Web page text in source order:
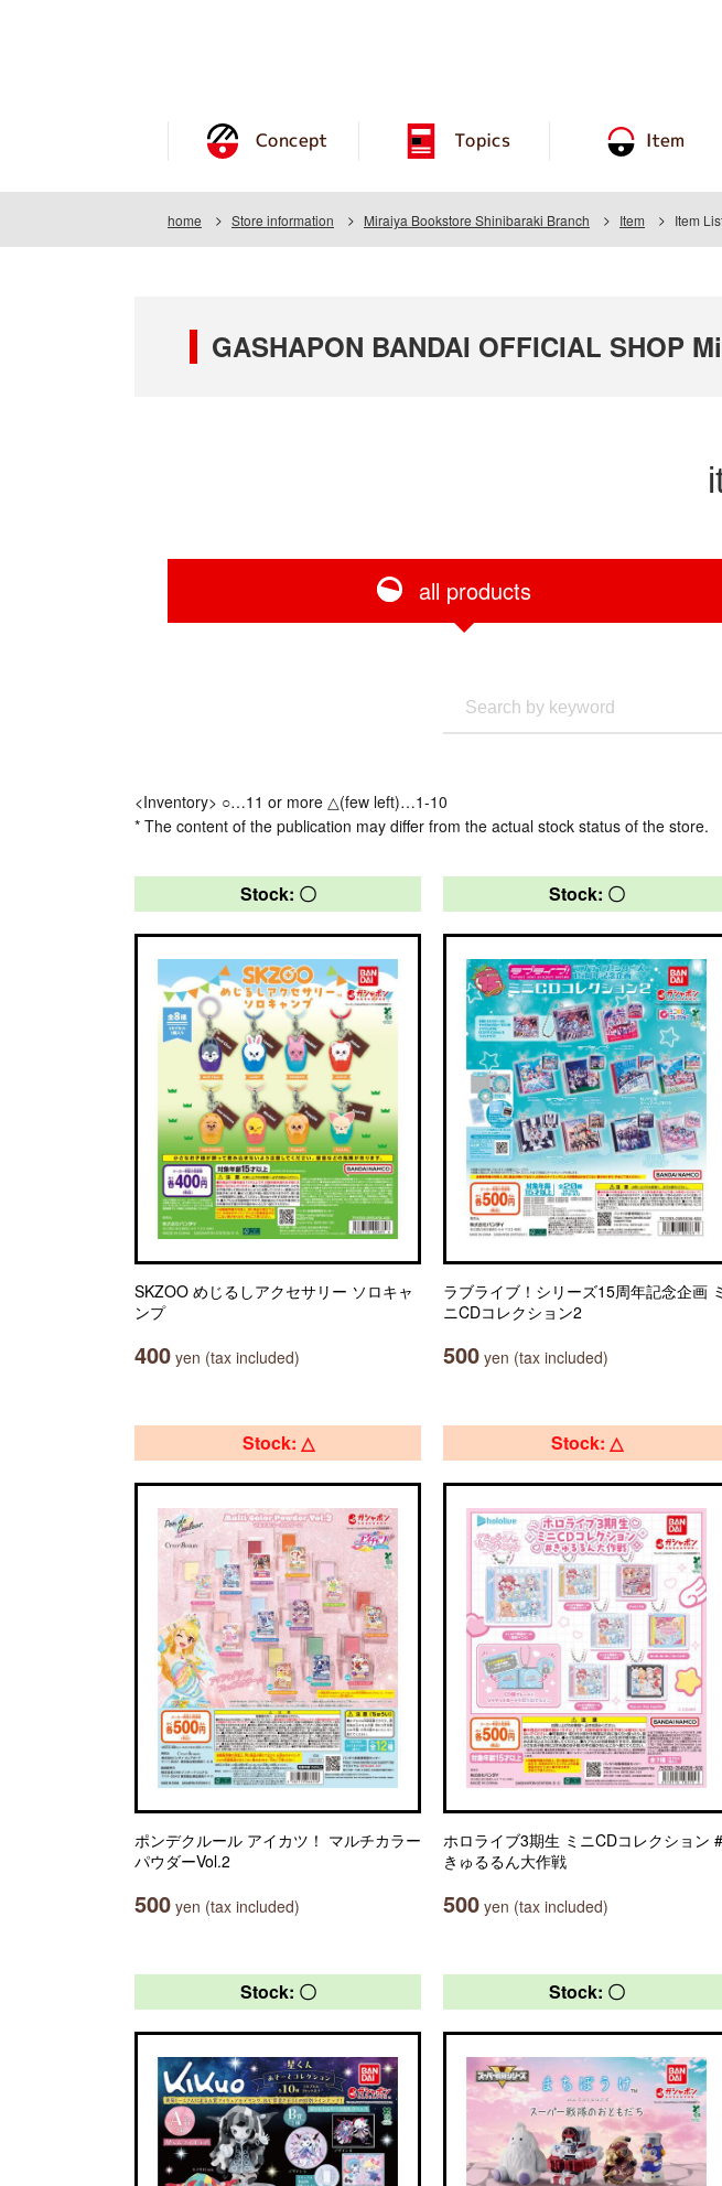
Concept Topics Item
home Store information Miraiya Bookstore Shinibaraki Branch Item Item
GASHAPON BANDAI OFFICIAL SHOP
all products
<Inventory> ○…11 or more △(few left)…1-10
* The content of the publication may differ from the actual stock status of the store.
Stock: 〇
SKZOO めじるしアクセサリー ソロキャ
ンプ
400 yen (tax included)
Stock: 〇
ラブライブ！シリーズ15周年記念企画 ミ
ニCDコレクション2
500 yen (tax included)
Stock: △
ポンデクルール アイカツ！ マルチカラー
パウダーVol.2
500 yen (tax included)
Stock: △
ホロライブ3期生 ミニCDコレクション #
きゅるるん大作戦
500 yen (tax included)
Stock: 〇 Stock: 〇